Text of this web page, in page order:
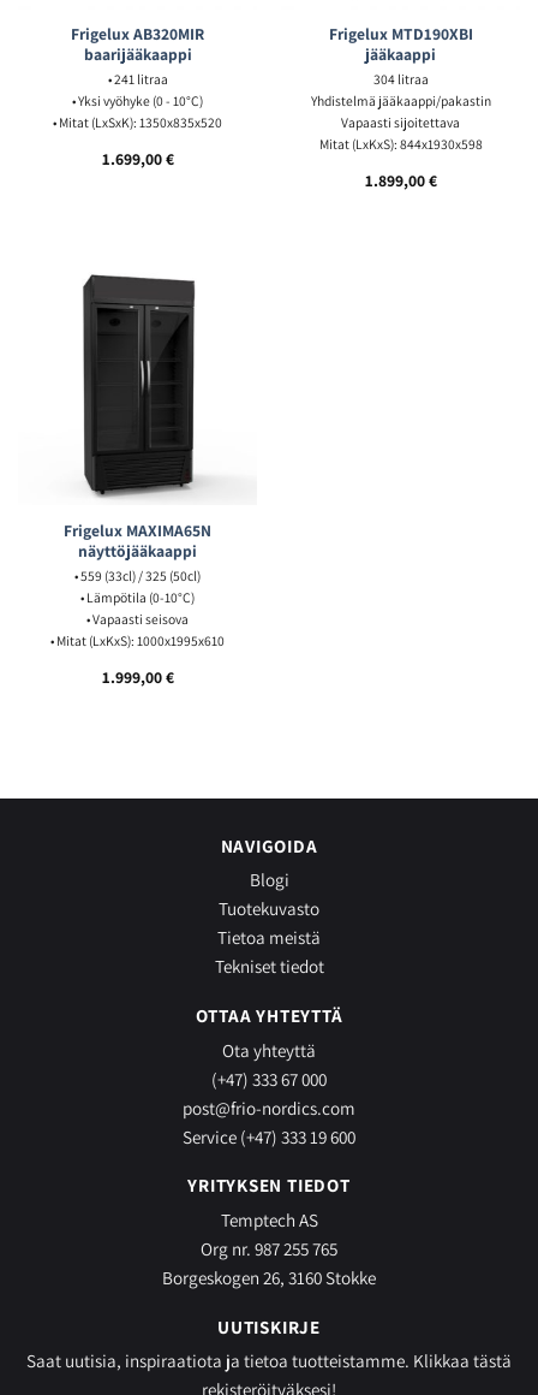
Frigelux AB320MIR
baarijääkaappi
• 241 litraa
• Yksi vyöhyke (0 - 10°C)
• Mitat (LxSxK): 1350x835x520
1.699,00€
Frigelux MTD190XBI
jääkaappi
304 litraa
Yhdistelmä jääkaappi/pakastin
Vapaasti sijoitettava
Mitat (LxKxS): 844x1930x598
1.899,00€
Frigelux MAXIMA65N
näyttöjääkaappi
• 559 (33cl) / 325 (50cl)
• Lämpötila (0-10°C)
• Vapaasti seisova
• Mitat (LxKxS): 1000x1995x610
1.999,00€
NAVIGOIDA
Blogi
Tuotekuvasto
Tietoa meistä
Tekniset tiedot
OTTAA YHTEYTTÄ
Ota yhteyttä
(+47) 333 67 000
post@frio-nordics.com
Service (+47) 333 19 600
YRITYKSEN TIEDOT
Temptech AS
Org nr. 987 255 765
Borgeskogen 26, 3160 Stokke
UUTISKIRJE
Saat uutisia, inspiraatiota ja tietoa tuotteistamme. Klikkaa tästä
rekisteröityäksesi!